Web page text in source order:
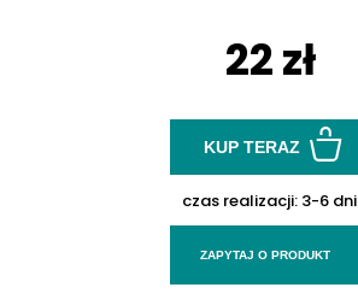
22 zł
KUP TERAZ
czas realizacji: 3-6 dni
ZAPYTAJ O PRODUKT